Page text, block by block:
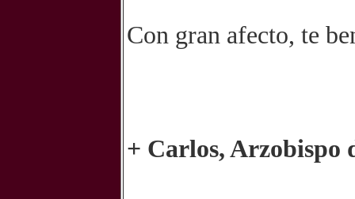
Con gran afecto, te
+ Carlos, Arzobispo